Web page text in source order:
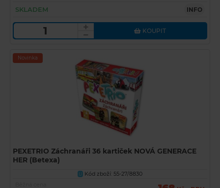
SKLADEM INFO
KOUPIT
Novinka
PEXETRIO Záchranáři 36 kartiček NOVÁ GENERACE
HER (Betexa)
U
Kód zboží: 55-27/8830